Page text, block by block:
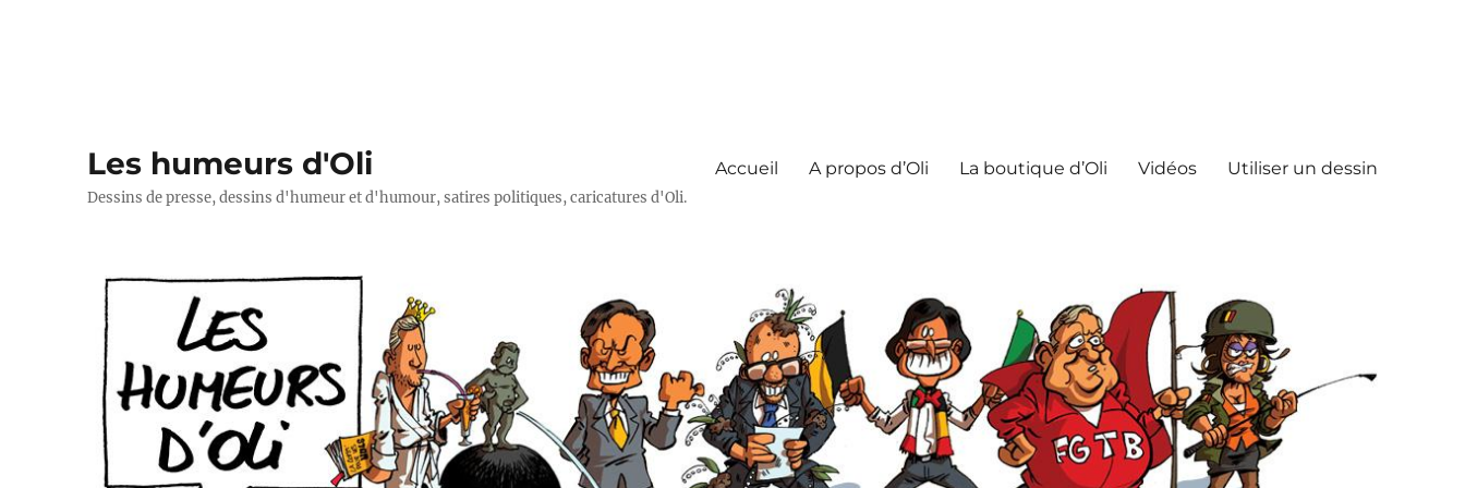
Les humeurs d'Oli
Dessins de presse, dessins d'humeur et d'humour, satires politiques, caricatures d'Oli.
Accueil A propos d’Oli La boutique d’Oli Vidéos Utiliser un dessin